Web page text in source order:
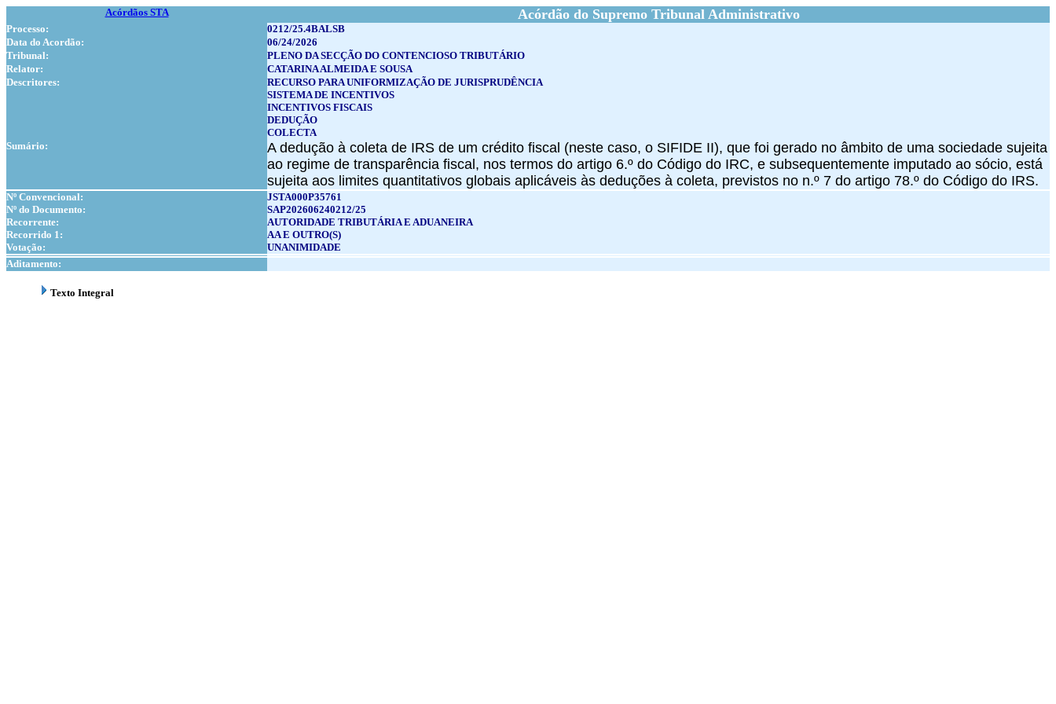
Acórdãos STA Acórdão do Supremo Tribunal Administrativo
Processo:
0212/25.4BALSB
Data do Acordão:
06/24/2026
Tribunal:
PLENO DA SECÇÃO DO CONTENCIOSO TRIBUTÁRIO
Relator:
CATARINA ALMEIDA E SOUSA
Descritores:
RECURSO PARA UNIFORMIZAÇÃO DE JURISPRUDÊNCIA
SISTEMA DE INCENTIVOS
INCENTIVOS FISCAIS
DEDUÇÃO
COLECTA
Sumário:
A dedução à coleta de IRS de um crédito fiscal (neste caso, o SIFIDE II), que foi gerado no âmbito de uma sociedade sujeita
ao regime de transparência fiscal, nos termos do artigo 6.º do Código do IRC, e subsequentemente imputado ao sócio, está
sujeita aos limites quantitativos globais aplicáveis às deduções à coleta, previstos no n.º 7 do artigo 78.º do Código do IRS.
Nº Convencional:
JSTA000P35761
Nº do Documento:
SAP202606240212/25
Recorrente:
AUTORIDADE TRIBUTÁRIA E ADUANEIRA
Recorrido 1:
AA E OUTRO(S)
Votação:
UNANIMIDADE
Aditamento:
Texto Integral